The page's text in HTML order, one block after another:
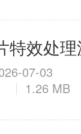
特效处
07-03
1.26 MB